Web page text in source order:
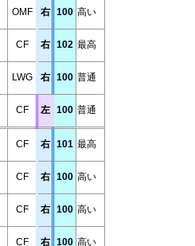
OMF 右 100 高い
CF 右 102 最高
LWG 右 100 普通
CF 左 100 普通
CF 右 101 最高
CF 右 100 高い
CF 右 100 高い
CF 右 100 高い